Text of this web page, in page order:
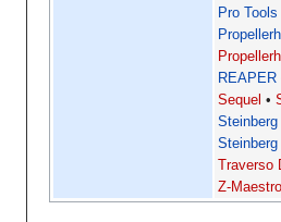
Pro Tools
REAPER
Sequel
Steinberg
Traverso
Z-Maestro